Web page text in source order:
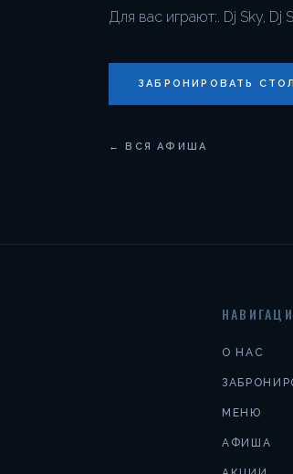
Для вас играют:. Dj Sky, Dj
ЗАБРОНИРОВАТЬ СТОЛ
← ВСЯ АФИША
О НАС
МЕНЮ
АФИША